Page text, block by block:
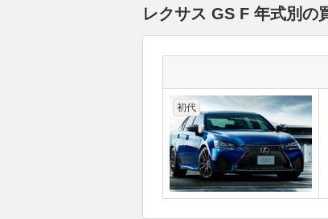
レクサス GS F 年式別の
初代